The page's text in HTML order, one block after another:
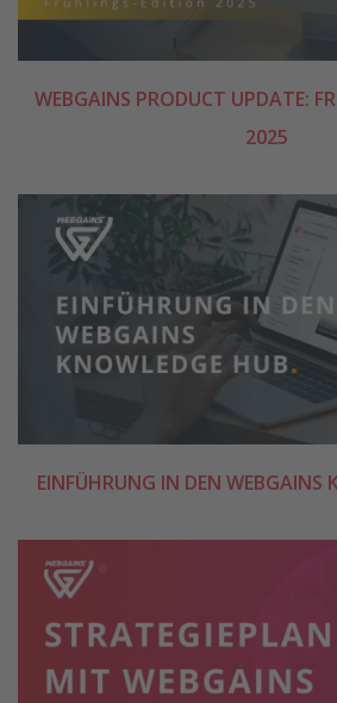
WEBGAINS PRODUCT UPDATE:
2025
EINFÜHRUNG IN DEN WEBGAINS